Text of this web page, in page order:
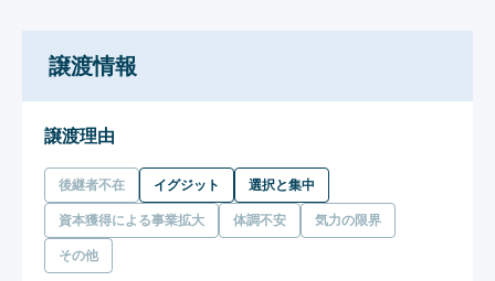
譲渡情報
譲渡理由
後継者不在 イグジット 選択と集中
資本獲得による事業拡大 体調不安 気力の限界
その他